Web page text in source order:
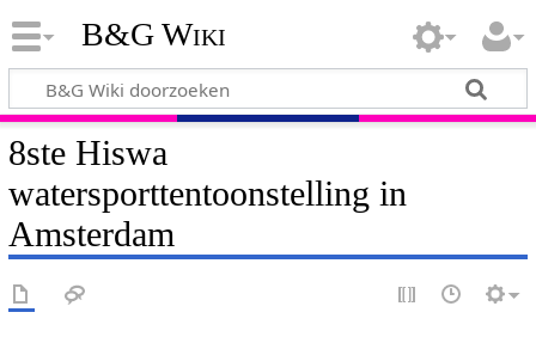
B&G Wiki
8ste Hiswa
watersporttentoonstelling in
Amsterdam